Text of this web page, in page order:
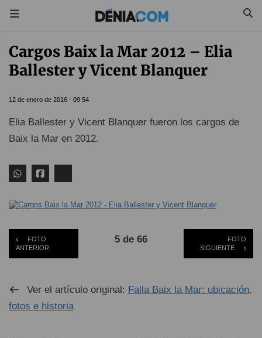
Cargos Baix la Mar 2012 – Elia
Ballester y Vicent Blanquer
12 de enero de 2016 - 09:54
Elia Ballester y Vicent Blanquer fueron los cargos de
Baix la Mar en 2012.
FOTO
ANTERIOR
5 de 66
FOTO
SIGUIENTE
Ver el artículo original: Falla Baix la Mar: ubicación,
fotos e historia